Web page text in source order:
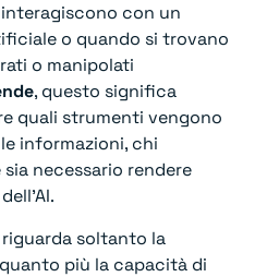
con un
o quando si trovano
o manipolati
, questo significa
quali strumenti vengono
informazioni, chi
necessario rendere
soltanto la
più la capacità di